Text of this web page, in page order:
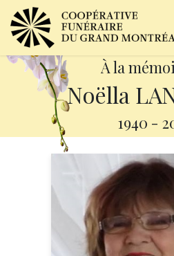
À la
Noëlla
1940 -